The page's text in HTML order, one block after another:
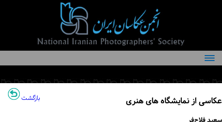
درباره انجمن
کمیته‌های انجمن
اعضاء انجمن
بازگشت عکاسی از نمایشگاه های هنری